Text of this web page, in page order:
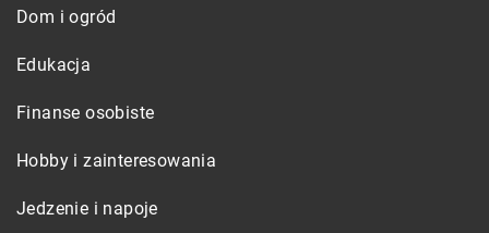
Dom i ogród
Edukacja
Finanse osobiste
Hobby i zainteresowania
Jedzenie i napoje